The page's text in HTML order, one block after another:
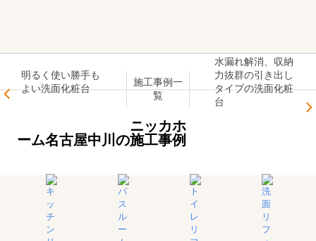
明るく使い勝手も
よい洗面化粧台
水漏れ解消、収納
力抜群の引き出し
タイプの洗面化粧
台
施工事例一
覧
ニッカホ
ーム名古屋中川の施工事例